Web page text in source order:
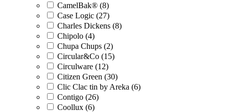
CamelBak® (8)
Case Logic (27)
Charles Dickens (8)
Chipolo (4)
Chupa Chups (2)
Circular&Co (15)
Circulware (12)
Citizen Green (30)
Clic Clac tin by Areka (6)
Contigo (26)
Coollux (6)